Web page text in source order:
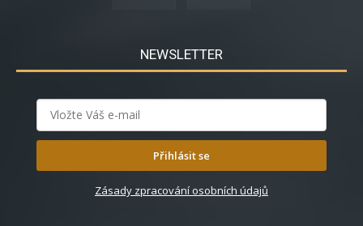
NEWSLETTER
Přihlásit se
Zásady zpracování osobních údajů